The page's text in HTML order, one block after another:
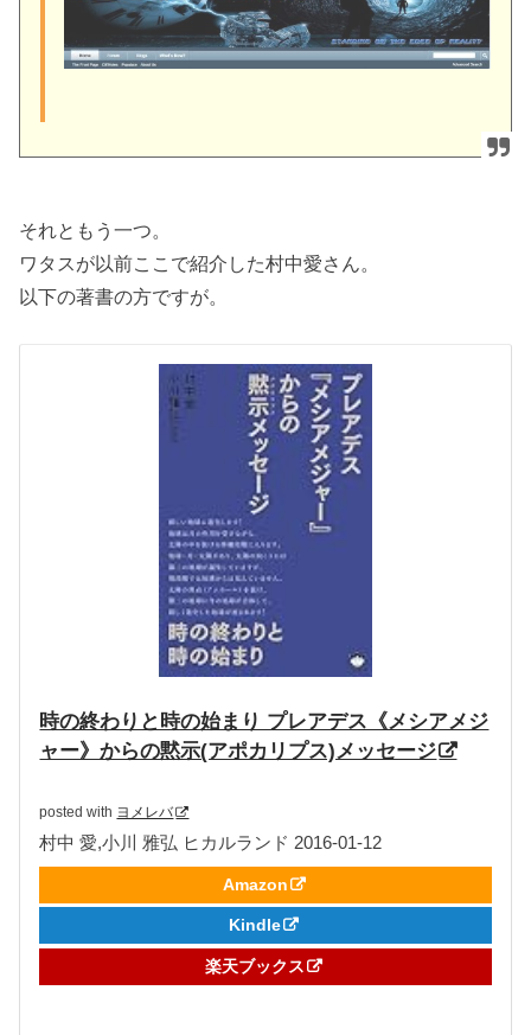
それともう一つ。
ワタスが以前ここで紹介した村中愛さん。
以下の著書の方ですが。
時の終わりと時の始まり プレアデス《メシアメジ
ャー》からの黙示(アポカリプス)メッセージ
posted with ヨメレバ
村中 愛,小川 雅弘 ヒカルランド 2016-01-12
Amazon
Kindle
楽天ブックス